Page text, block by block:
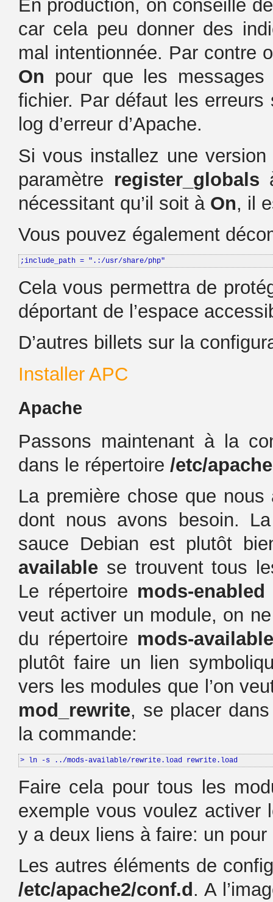
En production, on conseille
car cela peu donner des
mal intentionnée. Par contre
On pour que les messages
fichier. Par défaut les
log d’erreur d’Apache.
Si vous installez une
paramètre register_globals
nécessitant qu’il soit à On, il
Vous pouvez également
;include_path = ".:/usr/share/php"
Cela vous permettra de
déportant de l’espace
D’autres billets sur la
Installer APC
Apache
Passons maintenant à la
dans le répertoire /etc/
La première chose que
dont nous avons besoin.
sauce Debian est plutôt
available se trouvent tous
Le répertoire mods-enabled
veut activer un module, on
du répertoire mods-
plutôt faire un lien
vers les modules que l’on
mod_rewrite, se placer
la commande:
> ln -s ../mods-available/rewrite.load rewrite.load
Faire cela pour tous les
exemple vous voulez activer
y a deux liens à faire: un
Les autres éléments de
/etc/apache2/conf.d . A